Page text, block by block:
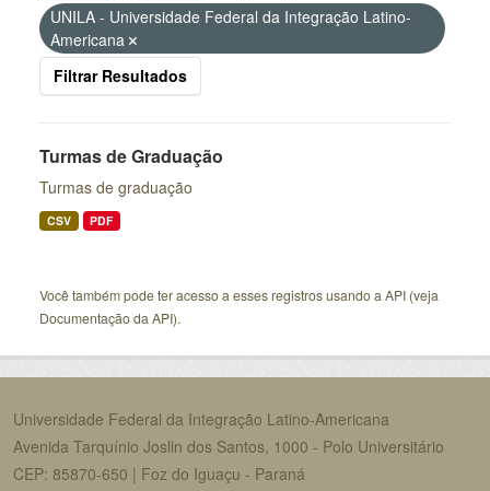
UNILA - Universidade Federal da Integração Latino-
Americana
Filtrar Resultados
Turmas de Graduação
Turmas de graduação
CSV PDF
Você também pode ter acesso a esses registros usando a API (veja
Documentação da API).
Universidade Federal da Integração Latino-Americana
Avenida Tarquínio Joslin dos Santos, 1000 - Polo Universitário
CEP: 85870-650 | Foz do Iguaçu - Paraná